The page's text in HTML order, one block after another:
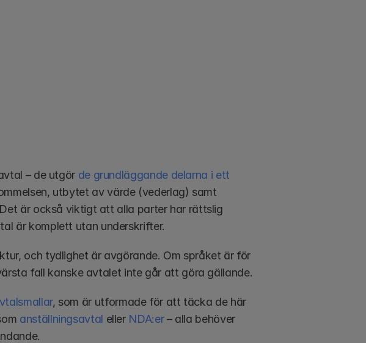
– de utgör de grundläggande delarna i ett
utbytet av värde (vederlag) samt
är också viktigt att alla parter har rättslig
är komplett utan underskrifter.
och tydlighet är avgörande. Om språket är för
fall kanske avtalet inte går att göra gällande.
, som är utformade för att täcka de här
anställningsavtal eller NDA:er – alla behöver